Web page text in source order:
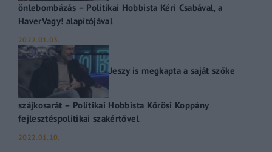
önlebombázás – Politikai Hobbista Kéri Csabával, a
HaverVagy! alapítójával
2022.01.03.
Jeszy is megkapta a saját szőke
szájkosarát – Politikai Hobbista Kőrösi Koppány
fejlesztéspolitikai szakértővel
2022.01.10.